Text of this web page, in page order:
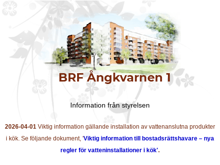
Information från styrelsen
2026-04-01 Viktig information gällande installation av vattenanslutna produkter
i kök. Se följande dokument, 'Viktig information till bostadsrättshavare – nya
regler för vatteninstallationer i kök'.